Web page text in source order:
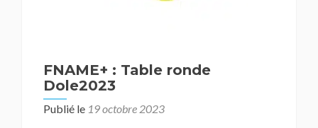
FNAME+ : Table ronde
Dole2023
Publié le 19 octobre 2023